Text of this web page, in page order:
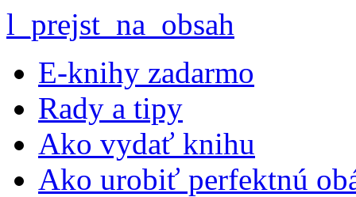
l_prejst_na_obsah
E-knihy zadarmo
Rady a tipy
Ako vydať knihu
Ako urobiť perfektnú